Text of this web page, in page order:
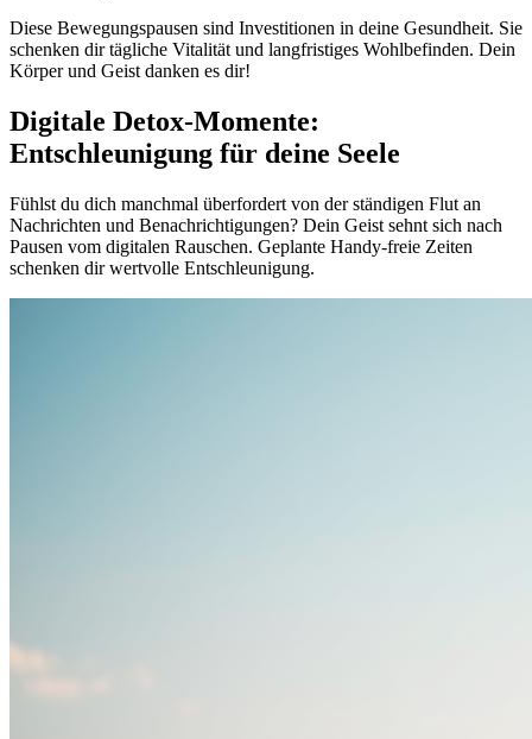
Diese Bewegungspausen sind Investitionen in deine Gesundheit. Sie
schenken dir tägliche Vitalität und langfristiges Wohlbefinden. Dein
Körper und Geist danken es dir!
Digitale Detox-Momente:
Entschleunigung für deine Seele
Fühlst du dich manchmal überfordert von der ständigen Flut an
Nachrichten und Benachrichtigungen? Dein Geist sehnt sich nach
Pausen vom digitalen Rauschen. Geplante Handy-freie Zeiten
schenken dir wertvolle Entschleunigung.